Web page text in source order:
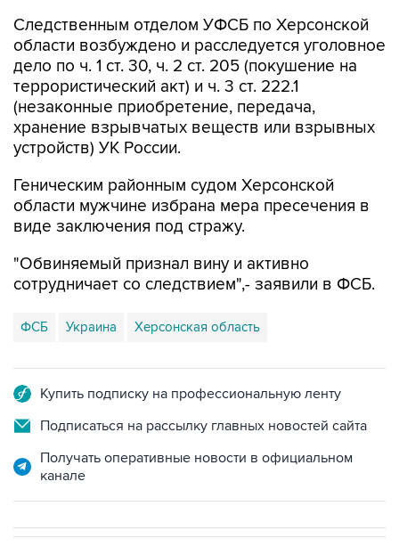
Следственным отделом УФСБ по Херсонской
области возбуждено и расследуется уголовное
дело по ч. 1 ст. 30, ч. 2 ст. 205 (покушение на
террористический акт) и ч. 3 ст. 222.1
(незаконные приобретение, передача,
хранение взрывчатых веществ или взрывных
устройств) УК России.
Геническим районным судом Херсонской
области мужчине избрана мера пресечения в
виде заключения под стражу.
"Обвиняемый признал вину и активно
сотрудничает со следствием",- заявили в ФСБ.
ФСБ Украина Херсонская область
Купить подписку на профессиональную ленту
Подписаться на рассылку главных новостей сайта
Получать оперативные новости в официальном
канале